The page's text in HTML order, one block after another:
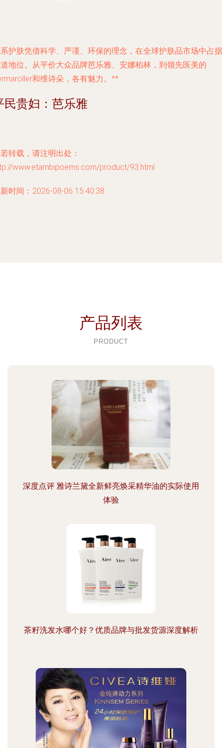
护肤凭借科学、严谨、环保的理念，在全球护肤品市场中占据
地位。从平价大众品牌芭乐雅、安娜柏林，到领先医美的
和维诗朵，各有魅力。**
民贵妇：芭乐雅
转载，请注明出处：
www.etambipoems.com/product/93.html
时间：2026-08-06 15:40:38
产品列表
PRODUCT
深度点评 雅诗兰黛全新鲜亮焕采精华油的实际使用
体验
茶籽洗发水哪个好？优质品牌与批发货源深度解析